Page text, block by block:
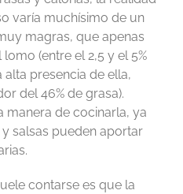
varía muchísimo de un
magras, que apenas
(entre el 2,5 y el 5%
presencia de ella,
del 46% de grasa).
manera de cocinarla, ya
salsas pueden aportar
contarse es que la